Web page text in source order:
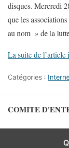
disques. Mercredi
que les
au nom » de la
La suite de l’article
Catégories :
COMITE